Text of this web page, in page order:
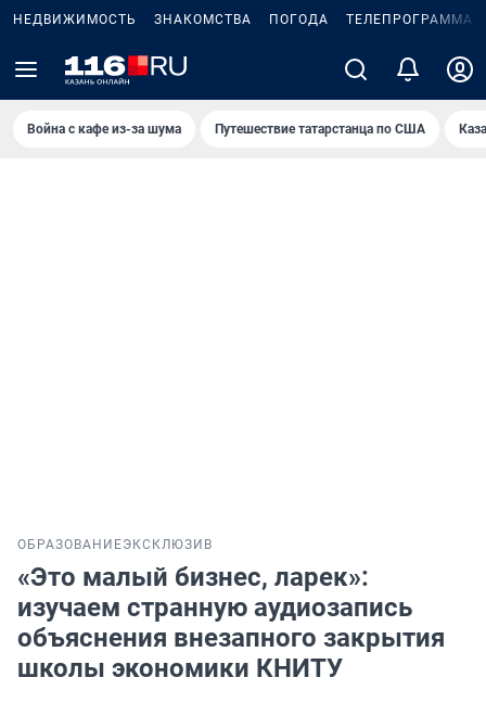
НЕДВИЖИМОСТЬ ЗНАКОМСТВА ПОГОДА ТЕЛЕПРОГРАММА
Война с кафе из-за шума Путешествие татарстанца по США
ОБРАЗОВАНИЕЭКСКЛЮЗИВ
«Это малый бизнес, ларек»:
изучаем странную аудиозапись
объяснения внезапного закрытия
школы экономики КНИТУ